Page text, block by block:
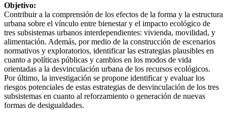
Objetivo:
Contribuir a la comprensión de los efectos de la forma y la estructura
urbana sobre el vínculo entre bienestar y el impacto ecológico de
tres subsistemas urbanos interdependientes: vivienda, movilidad, y
alimentación. Además, por medio de la construcción de escenarios
normativos y exploratorios, identificar las estrategias plausibles en
cuanto a políticas públicas y cambios en los modos de vida
orientadas a la desvinculación urbana de los recursos ecológicos.
Por último, la investigación se propone identificar y evaluar los
riesgos potenciales de estas estrategias de desvinculación de los tres
subsistemas en cuanto al reforzamiento o generación de nuevas
formas de desigualdades.